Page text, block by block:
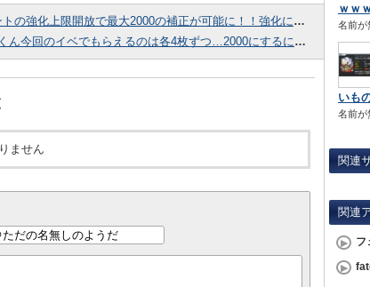
化上限開放で最大2000の補正が可能に！！強化に必要な「★4(SR)フォウくん」が新登場
のイベでもらえるのは各4枚ずつ…2000にするには50枚必要なんだが今後はどう入手するのか
ません
ｗｗ
名前が
いも
名前が
関連
関連
フ